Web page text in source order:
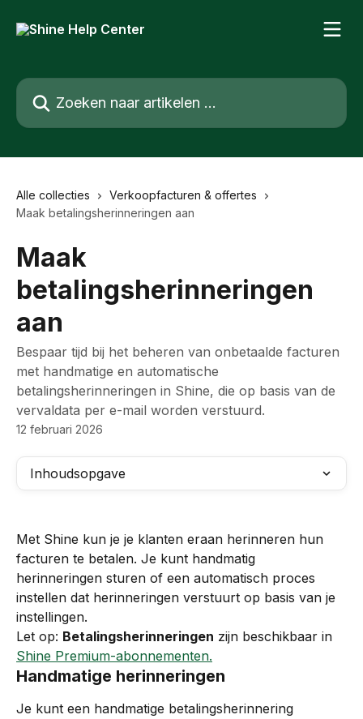
Zoeken naar artikelen ...
Alle collecties
Verkoopfacturen & offertes
Maak betalingsherinneringen aan
Maak
betalingsherinneringen
aan
Bespaar tijd bij het beheren van onbetaalde facturen
met handmatige en automatische
betalingsherinneringen in Shine, die op basis van de
vervaldata per e-mail worden verstuurd.
12 februari 2026
Inhoudsopgave
Met Shine kun je je klanten eraan herinneren hun
facturen te betalen. Je kunt handmatig
herinneringen sturen of een automatisch proces
instellen dat herinneringen verstuurt op basis van je
instellingen.
Let op: Betalingsherinneringen zijn beschikbaar in
Shine Premium-abonnementen.
Handmatige herinneringen
Je kunt een handmatige betalingsherinnering